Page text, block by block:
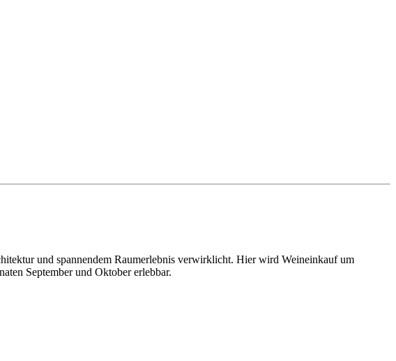
und spannendem Raumerlebnis verwirklicht. Hier wird Weineinkauf um
September und Oktober erlebbar.